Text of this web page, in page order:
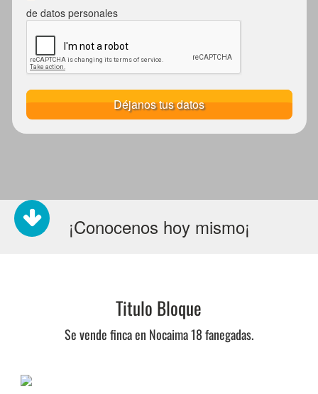
de datos personales
Déjanos tus datos
¡Conocenos hoy mismo¡
Titulo Bloque
Se vende finca en Nocaima 18 fanegadas.